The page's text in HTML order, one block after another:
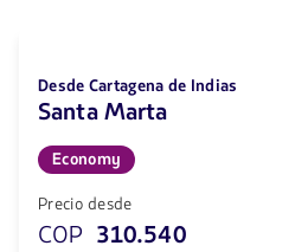
Desde Cartagena de Indias
Santa Marta
Economy
Precio desde
COP 310.540